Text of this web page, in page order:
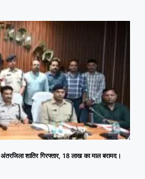
शातिर गिरफ्तार, 18 लाख का माल बरामद।